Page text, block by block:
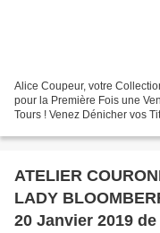
Alice Coupeur, votre
pour la Première Fois une
Tours ! Venez Dénicher vos
ATELIER
LADY
20 Janvier 2019